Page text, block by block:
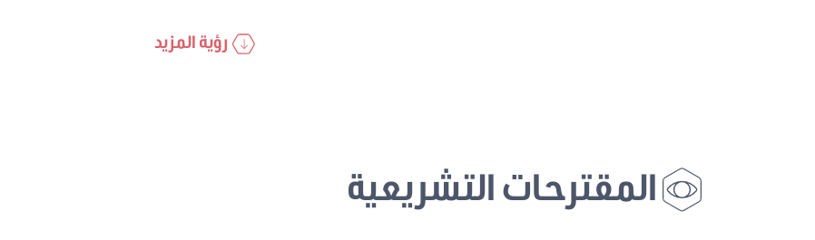
رؤية المزيد
المقترحات التشريعية